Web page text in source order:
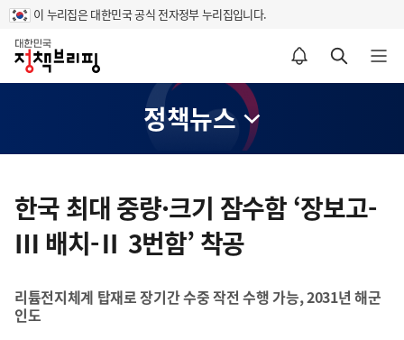
이 누리집은 대한민국 공식 전자정부 누리집입니다.
홈
알림설정 바로가기 검색 바로가기 메뉴 열기
정책뉴스
텐
츠
영
한국 최대 중량·크기 잠수함 ‘장보고-
Ⅲ 배치-Ⅱ 3번함’ 착공
리튬전지체계 탑재로 장기간 수중 작전 수행 가능, 2031년 해군
인도